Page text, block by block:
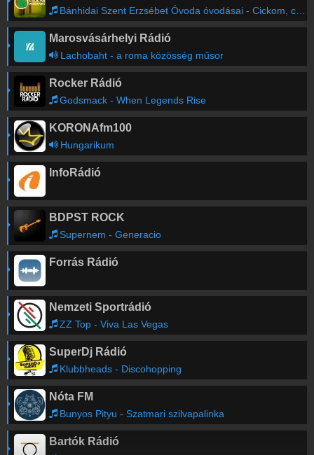
Bánhidai Szent Erzsébet Óvoda óvodásai - Cickom, cickom
Marosvásárhelyi Rádió
Lachobaht - a roma közösség műsor
Rocker Rádió
Godsmack - When Legends Rise
KORONAfm100
Hungarikum
InfoRádió
BDPST ROCK
Supernem - Generacio
Forrás Rádió
Nemzeti Sportrádió
ZZ Top - Viva Las Vegas
SuperDj Rádió
Klubbheads - Discohopping
Nóta FM
Bunyos Pityu - Szatmari szilvapalinka
Bartók Rádió